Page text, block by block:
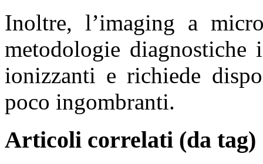
Inoltre, l’imaging a
metodologie
ionizzanti e richiede
poco ingombranti.
Articoli correlati (da tag)